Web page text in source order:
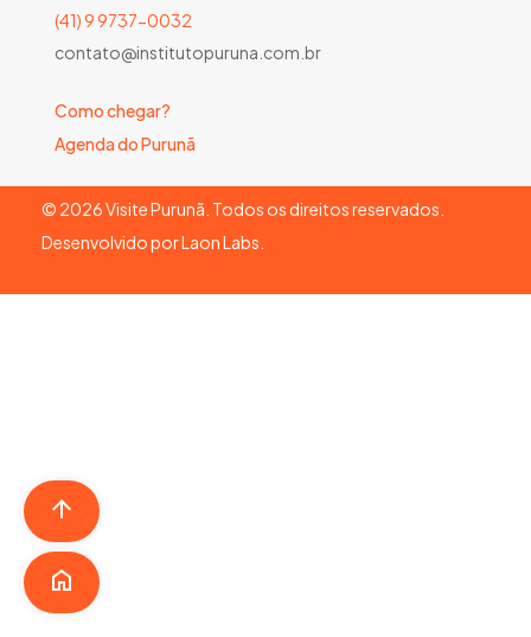
(41) 9 9737-0032
contato@institutopuruna.com.br
Como chegar?
Agenda do Purunã
© 2026Visite Purunã. Todos os direitos reservados.
Desenvolvido porLaon Labs